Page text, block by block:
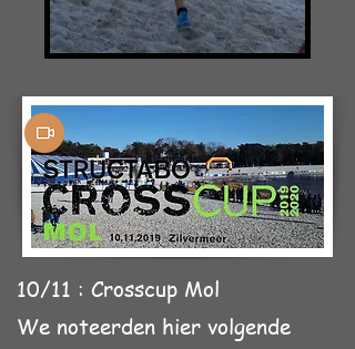
10/11 : Crosscup Mol
We noteerden hier volgende